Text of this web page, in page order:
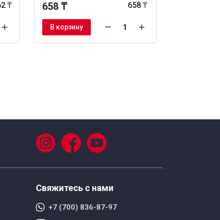
₸ 658 ₸ 658 ₸
В корзину
Свяжитесь с нами
+7 (700) 836-87-97